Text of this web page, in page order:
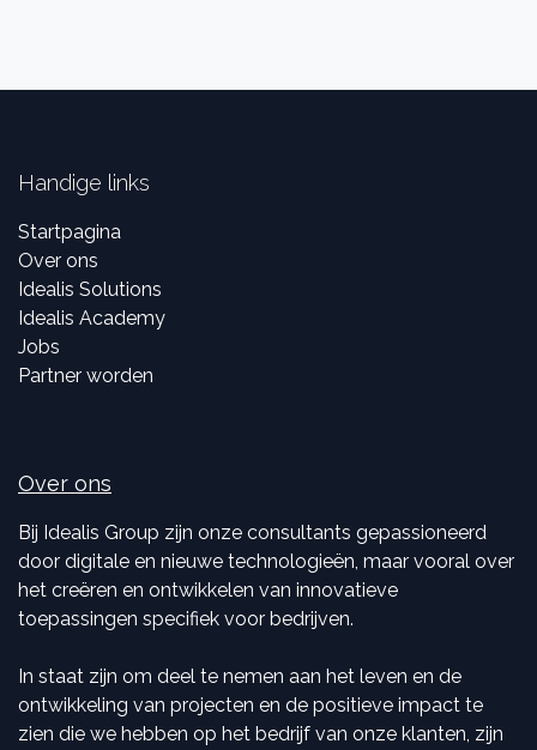
Handige links
Startpagina
Over ons
Idealis Solutions
Idealis Academy
Jobs
Partner worden
Over ons
Bij Idealis Group zijn onze consultants gepassioneerd
door digitale en nieuwe technologieën, maar vooral over
het creëren en ontwikkelen van innovatieve
toepassingen specifiek voor bedrijven.
In staat zijn om deel te nemen aan het leven en de
ontwikkeling van projecten en de positieve impact te
zien die we hebben op het bedrijf van onze klanten, zijn